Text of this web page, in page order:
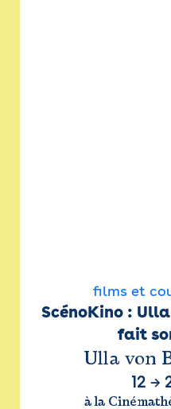
films et
ScénoKino :
fait
Ulla von
12 →
à la